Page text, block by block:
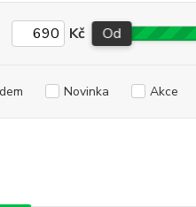
Kč Od
Novinka Akce